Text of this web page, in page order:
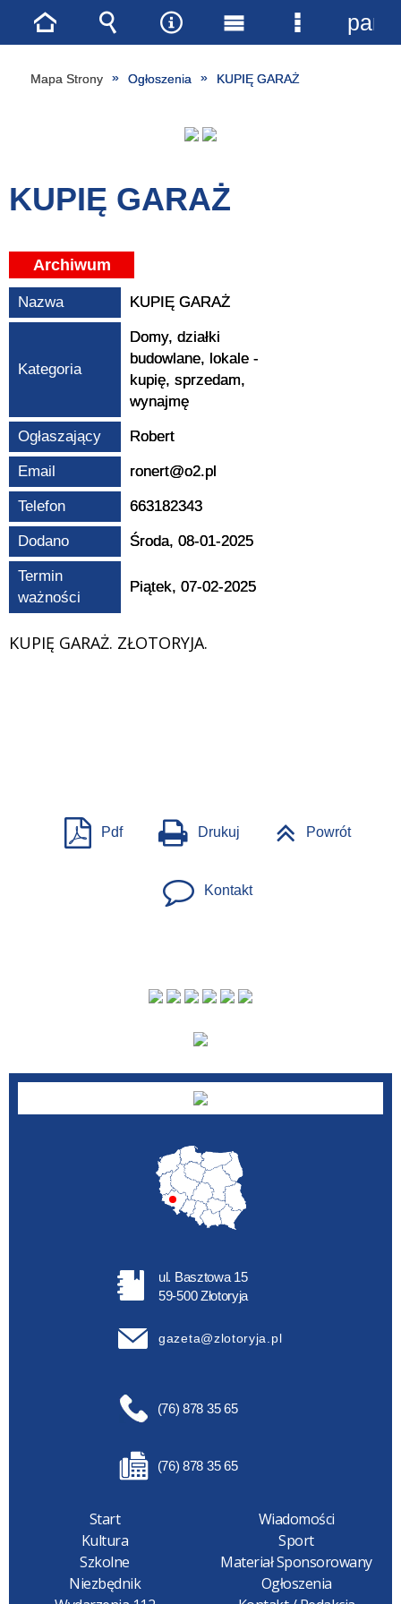
Mapa Strony Ogłoszenia KUPIĘ GARAŻ
KUPIĘ GARAŻ
Archiwum
Nazwa KUPIĘ GARAŻ
Kategoria
Domy, działki
budowlane, lokale -
kupię, sprzedam,
wynajmę
Ogłaszający Robert
Email ronert@o2.pl
Telefon 663182343
Dodano Środa, 08-01-2025
Termin
ważności
Piątek, 07-02-2025
KUPIĘ GARAŻ. ZŁOTORYJA.
Pdf Drukuj Powrót
Kontakt
ul. Basztowa 15
59-500 Złotoryja
gazeta@zlotoryja.pl
(76) 878 35 65
(76) 878 35 65
Start
Wiadomości
Kultura
Sport
Szkolne
Materiał Sponsorowany
Niezbędnik
Ogłoszenia
Strona
główna
Wyszukiwarka
Narzędzia
Menu
główne
Menu